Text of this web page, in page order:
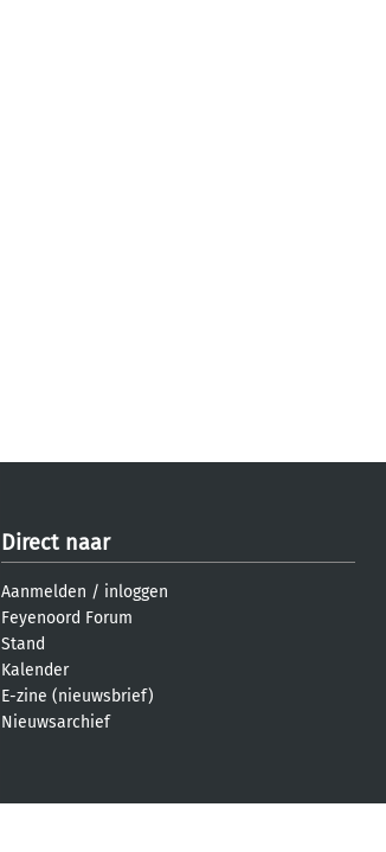
Direct naar
Aanmelden / inloggen
Feyenoord Forum
Stand
Kalender
E-zine (nieuwsbrief)
Nieuwsarchief